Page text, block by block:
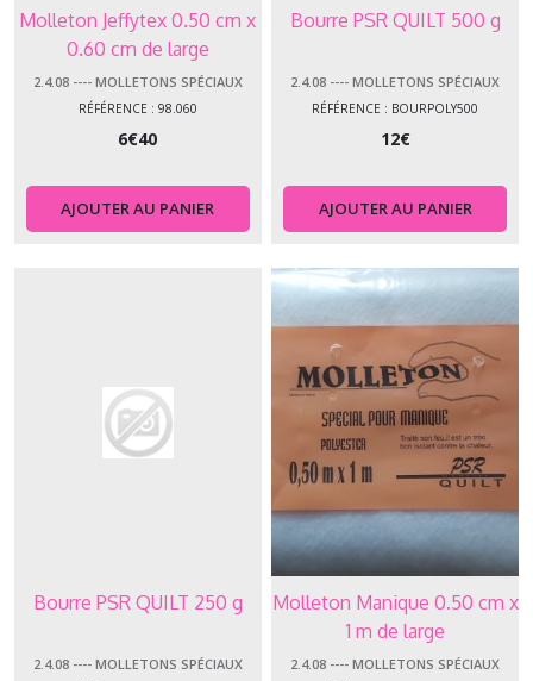
Molleton Jeffytex 0.50 cm x
0.60 cm de large
2.4.08 ---- MOLLETONS SPÉCIAUX
RÉFÉRENCE : 98.060
6€40
AJOUTER AU PANIER
Bourre PSR QUILT 500 g
2.4.08 ---- MOLLETONS SPÉCIAUX
RÉFÉRENCE : BOURPOLY500
12€
AJOUTER AU PANIER
Bourre PSR QUILT 250 g
2.4.08 ---- MOLLETONS SPÉCIAUX
Molleton Manique 0.50 cm x
1 m de large
2.4.08 ---- MOLLETONS SPÉCIAUX
Courtepointe
&
Edredon
(2)
2.4.05
-
-
-
2.4.06